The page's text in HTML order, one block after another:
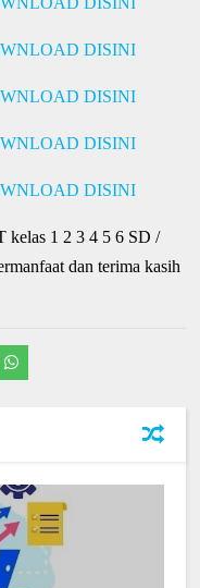
DISINI
DISINI
DISINI
DISINI
kelas 1 2 3 4 5 6 SD /
dan terima kasih